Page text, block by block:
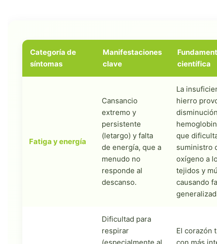
Categoría de
síntomas
Manifestaciones
clave
científica
Fatiga y energía
Cansancio
extremo y
persistente
(letargo) y falta
de energía, que a
menudo no
responde al
descanso.
La
hierro
que
suministro
oxígeno a
tejidos y
causando
Dificultad para
respirar
El corazón